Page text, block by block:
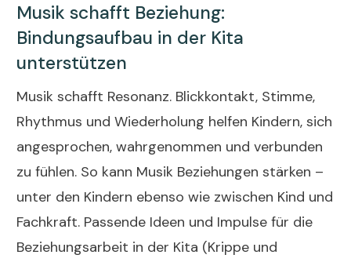
Musik schafft Beziehung:
Bindungsaufbau in der Kita
unterstützen
Musik schafft Resonanz. Blickkontakt, Stimme,
Rhythmus und Wiederholung helfen Kindern, sich
angesprochen, wahrgenommen und verbunden
zu fühlen. So kann Musik Beziehungen stärken –
unter den Kindern ebenso wie zwischen Kind und
Fachkraft. Passende Ideen und Impulse für die
Beziehungsarbeit in der Kita (Krippe und